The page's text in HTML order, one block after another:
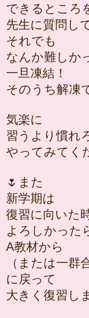
できるところ
先生に質問し
それでも
なんか難しか
一旦凍結！
そのうち解凍
気楽に
習うより慣れ
やってみてく
🌷また
新学期は
復習に向いた
よろしかった
A教材から
（または一群
に戻って
大きく復習し